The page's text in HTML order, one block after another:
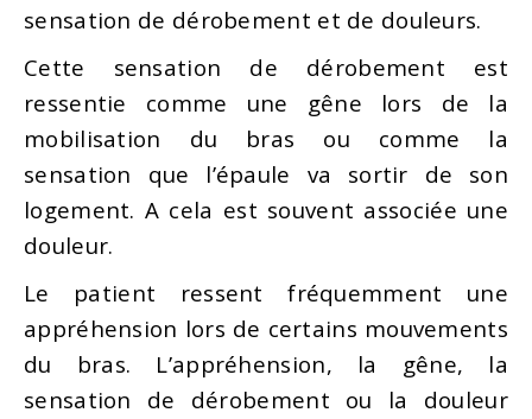
sensation de dérobement et de douleurs.
Cette sensation de dérobement est
ressentie comme une gêne lors de la
mobilisation du bras ou comme la
sensation que l’épaule va sortir de son
logement. A cela est souvent associée une
douleur.
Le patient ressent fréquemment une
appréhension lors de certains mouvements
du bras. L’appréhension, la gêne, la
sensation de dérobement ou la douleur